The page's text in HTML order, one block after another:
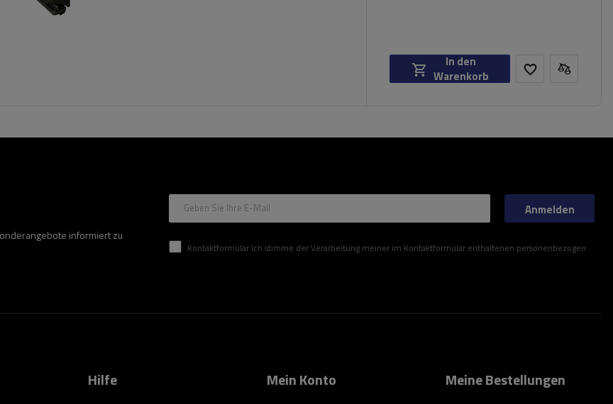
In den
Warenkorb
informiert zu
Geben Sie Ihre E-Mail
Kontaktformular Ich stimme der Verarbeitung meiner im Kontaktformular enthaltenen personenbezogenen Daten gemäß der Verordnung (EU) des Europäischen Parlaments und des Rates zu.
Anmelden
Hilfe Mein Konto Meine Bestellungen